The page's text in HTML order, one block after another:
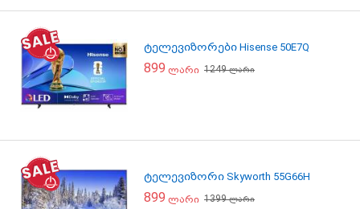
ტელევიზორები Hisense 50E7Q
899 ლარი 1249ლარი
ტელევიზორი Skyworth 55G66H
899 ლარი 1399ლარი